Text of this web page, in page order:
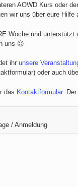
AOWD Kurs oder
wir uns über eure
Woche und
uns 😉
ihr unsere
oder auch
das Kontaktformular. Der
/ Anmeldung